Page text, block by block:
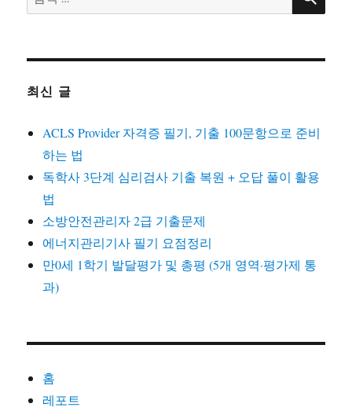
색:
최신 글
ACLS Provider 자격증 필기, 기출 100문항으로 준비
하는 법
독학사 3단계 심리검사 기출 복원 + 오답 풀이 활용
법
소방안전관리자 2급 기출문제
에너지관리기사 필기 요점정리
만0세 1학기 발달평가 및 총평 (5개 영역·평가제 통
과)
홈
레포트